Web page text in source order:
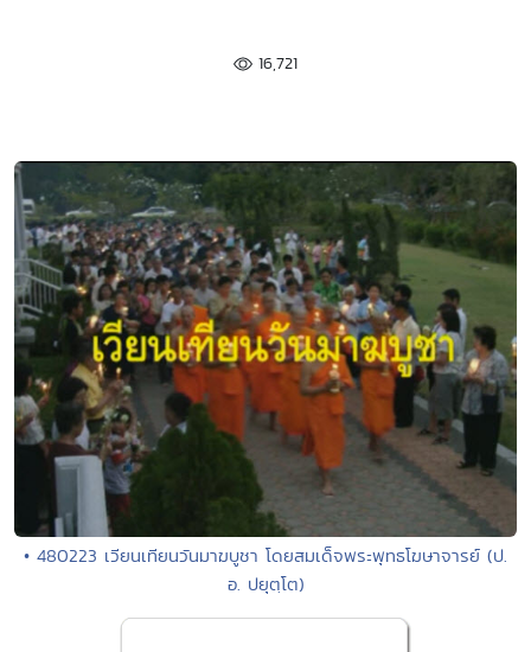
16,721
• 480223 เวียนเทียนวันมาฆบูชา โดยสมเด็จพระพุทธโฆษาจารย์ (ป.
อ. ปยุตฺโต)